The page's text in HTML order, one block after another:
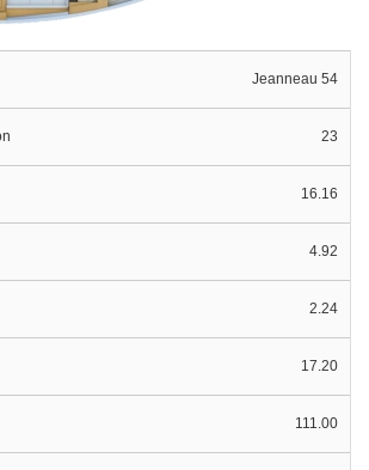
Jeanneau 54
23
16.16
4.92
2.24
17.20
111.00